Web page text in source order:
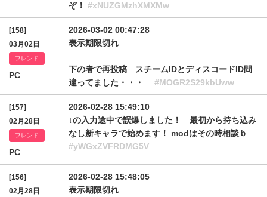
ぞ！ #xNUZGMzhXMXMw
[158]
03月02日
フレンド
PC
2026-03-02 00:47:28
表示期限切れ
下の者で再投稿 スチームIDとディスコードID間
違ってました・・・ #MOGR2S29kbUww
[157]
02月28日
フレンド
PC
2026-02-28 15:49:10
↓の入力途中で誤爆しました！ 最初から持ち込み
なし新キャラで始めます！ modはその時相談ｂ
#yWGxZVFRDMG5V
[156]
02月28日
2026-02-28 15:48:05
表示期限切れ